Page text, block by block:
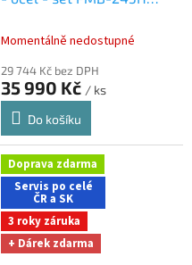
při nákupu na e-shopu
Momentálně nedostupné
29 744 Kč bez DPH
35 990 Kč / ks
Do košíku
Doprava zdarma
Servis po celé
ČR a SK
3 roky záruka
+ Dárek zdarma